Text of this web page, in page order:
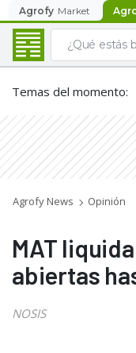
Agrofy Market
Temas del momento:
Agrofy News Opinión
MAT
abiertas
NOSIS